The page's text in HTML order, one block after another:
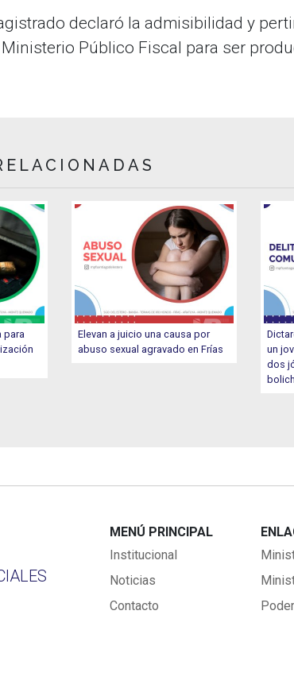
declaró la admisibilidad y
Público Fiscal para ser
para
Elevan a juicio una causa por
abuso sexual agravado en Frías
un
dos
MENÚ PRINCIPAL
Institucional
Noticias
Contacto